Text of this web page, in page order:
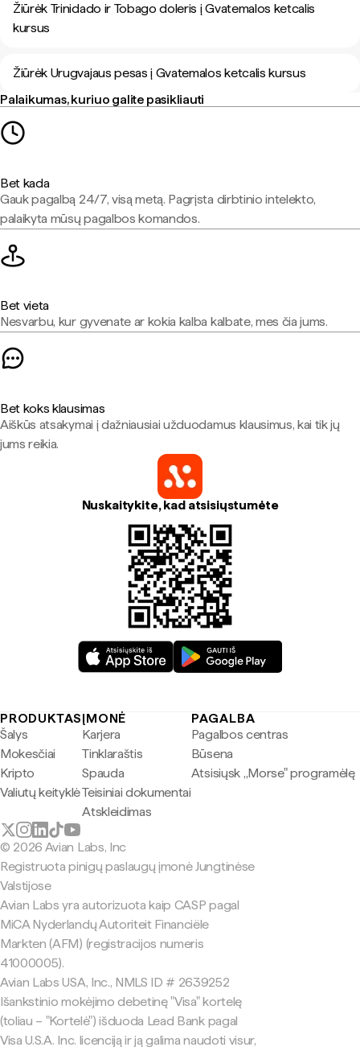
Žiūrėk Trinidado ir Tobago doleris į Gvatemalos ketcalis
kursus
Žiūrėk Urugvajaus pesas į Gvatemalos ketcalis kursus
Palaikumas, kuriuo galite pasikliauti
Bet kada
Gauk pagalbą 24/7, visą metą. Pagrįsta dirbtinio intelekto,
palaikyta mūsų pagalbos komandos.
Bet vieta
Nesvarbu, kur gyvenate ar kokia kalba kalbate, mes čia jums.
Bet koks klausimas
Aiškūs atsakymai į dažniausiai užduodamus klausimus, kai tik jų
jums reikia.
Nuskaitykite, kad atsisiųstumėte
PRODUKTAS
Šalys
Mokesčiai
Kripto
Valiutų keityklė
ĮMONĖ
Karjera
Tinklaraštis
Spauda
Teisiniai dokumentai
Atskleidimas
PAGALBA
Pagalbos centras
Būsena
Atsisiųsk „Morse" programėlę
© 2026 Avian Labs, Inc
Registruota pinigų paslaugų įmonė Jungtinėse
Valstijose
Avian Labs yra autorizuota kaip CASP pagal
MiCA Nyderlandų Autoriteit Financiële
Markten (AFM) (registracijos numeris
41000005).
Avian Labs USA, Inc., NMLS ID # 2639252
Išankstinio mokėjimo debetinę "Visa" kortelę
(toliau – "Kortelė") išduoda Lead Bank pagal
Visa U.S.A. Inc. licenciją ir ją galima naudoti visur,